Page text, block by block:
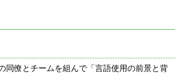
同僚とチームを組んで「言語使用の前景と背